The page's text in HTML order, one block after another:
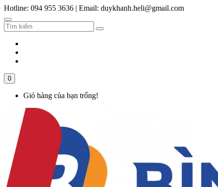
Hotline: 094 955 3636 | Email: duykhanh.heli@gmail.com
0
Giỏ hàng của bạn trống!